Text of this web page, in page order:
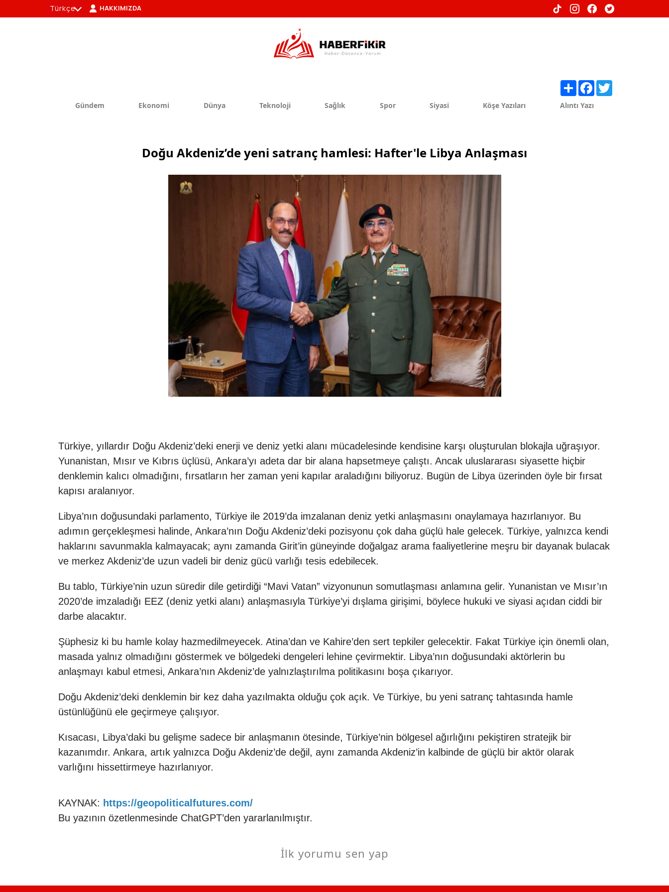
Gündem Ekonomi Dünya Teknoloji Sağlık Spor Siyasi Köşe Yazıları Alıntı Yazı
Doğu Akdeniz’de yeni satranç hamlesi: Hafter'le Libya Anlaşması
Türkiye, yıllardır Doğu Akdeniz’deki enerji ve deniz yetki alanı mücadelesinde kendisine karşı oluşturulan blokajla uğraşıyor.
Yunanistan, Mısır ve Kıbrıs üçlüsü, Ankara’yı adeta dar bir alana hapsetmeye çalıştı. Ancak uluslararası siyasette hiçbir
denklemin kalıcı olmadığını, fırsatların her zaman yeni kapılar araladığını biliyoruz. Bugün de Libya üzerinden öyle bir fırsat
kapısı aralanıyor.
Libya’nın doğusundaki parlamento, Türkiye ile 2019’da imzalanan deniz yetki anlaşmasını onaylamaya hazırlanıyor. Bu
adımın gerçekleşmesi halinde, Ankara’nın Doğu Akdeniz’deki pozisyonu çok daha güçlü hale gelecek. Türkiye, yalnızca kendi
haklarını savunmakla kalmayacak; aynı zamanda Girit’in güneyinde doğalgaz arama faaliyetlerine meşru bir dayanak bulacak
ve merkez Akdeniz’de uzun vadeli bir deniz gücü varlığı tesis edebilecek.
Bu tablo, Türkiye’nin uzun süredir dile getirdiği “Mavi Vatan” vizyonunun somutlaşması anlamına gelir. Yunanistan ve Mısır’ın
2020’de imzaladığı EEZ (deniz yetki alanı) anlaşmasıyla Türkiye’yi dışlama girişimi, böylece hukuki ve siyasi açıdan ciddi bir
darbe alacaktır.
Şüphesiz ki bu hamle kolay hazmedilmeyecek. Atina’dan ve Kahire’den sert tepkiler gelecektir. Fakat Türkiye için önemli olan,
masada yalnız olmadığını göstermek ve bölgedeki dengeleri lehine çevirmektir. Libya’nın doğusundaki aktörlerin bu
anlaşmayı kabul etmesi, Ankara’nın Akdeniz’de yalnızlaştırılma politikasını boşa çıkarıyor.
Doğu Akdeniz’deki denklemin bir kez daha yazılmakta olduğu çok açık. Ve Türkiye, bu yeni satranç tahtasında hamle
üstünlüğünü ele geçirmeye çalışıyor.
Kısacası, Libya’daki bu gelişme sadece bir anlaşmanın ötesinde, Türkiye’nin bölgesel ağırlığını pekiştiren stratejik bir
kazanımdır. Ankara, artık yalnızca Doğu Akdeniz’de değil, aynı zamanda Akdeniz’in kalbinde de güçlü bir aktör olarak
varlığını hissettirmeye hazırlanıyor.
KAYNAK: https://geopoliticalfutures.com/
Bu yazının özetlenmesinde ChatGPT’den yararlanılmıştır.
İlk yorumu sen yap
Share Facebook
Türkçe
HAKKIMIZDA